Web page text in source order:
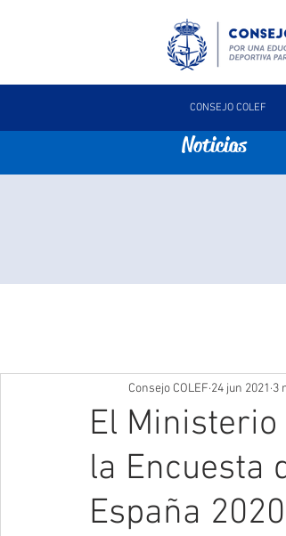
CONSEJO COLEF
Noticias
El
la Encuesta
España 2020
Consejo COLEF 24 jun 2021 3